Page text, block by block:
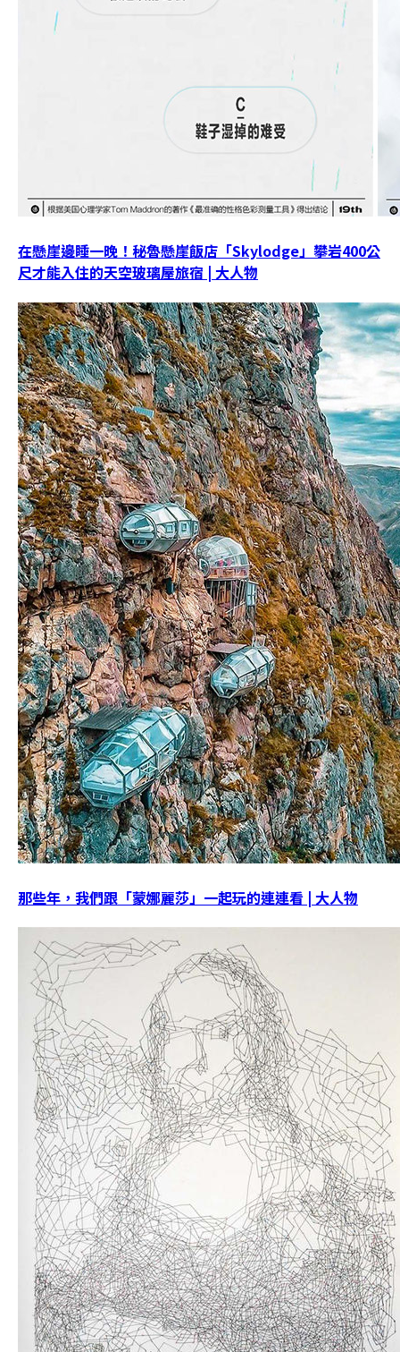
在懸崖邊睡一晚！秘魯懸崖飯店「Skylodge」攀岩400公
尺才能入住的天空玻璃屋旅宿 | 大人物
那些年，我們跟「蒙娜麗莎」一起玩的連連看 | 大人物